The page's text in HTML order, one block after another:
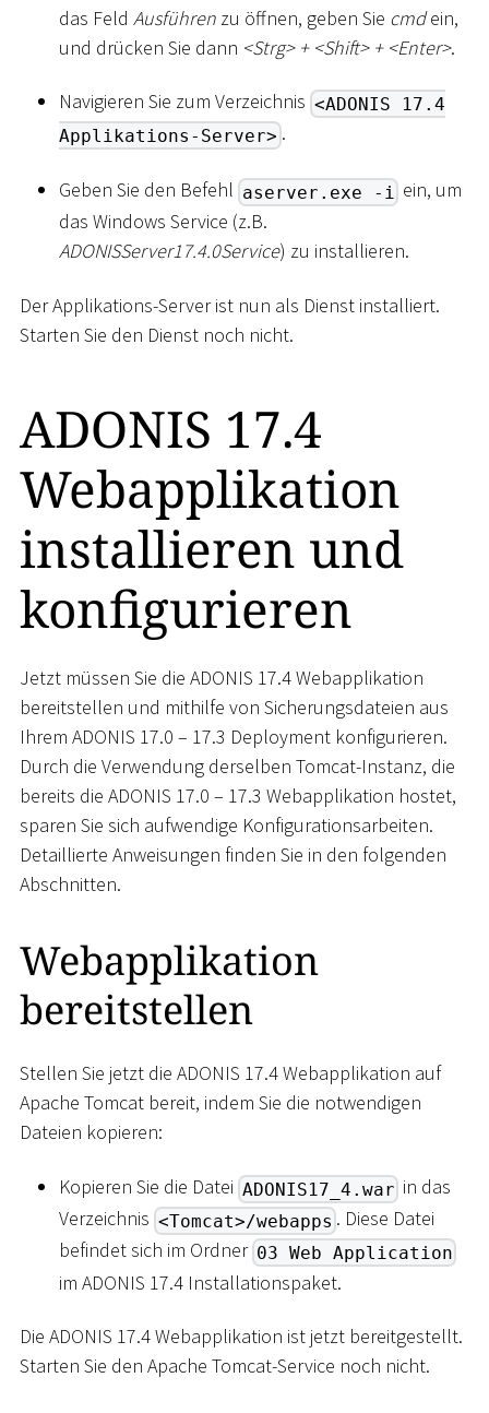
das Feld Ausführen zu öffnen, geben Sie cmdein,
und drücken Sie dann <Strg>+ <Shift>+ <Enter>.
Navigieren Sie zum Verzeichnis <ADONIS 17.4
Applikations-Server> .
Geben Sie den Befehl aserver.exe -i
ein, um
das Windows Service (z.B.
ADONISServer17.4.0Service) zu installieren.
Der Applikations-Server ist nun als Dienst installiert.
Starten Sie den Dienst noch nicht.
ADONIS 17.4
Webapplikation
installieren und
konfigurieren
Jetzt müssen Sie die ADONIS 17.4 Webapplikation
bereitstellen und mithilfe von Sicherungsdateien aus
Ihrem ADONIS 17.0 – 17.3 Deployment konfigurieren.
Durch die Verwendung derselben Tomcat-Instanz, die
bereits die ADONIS 17.0 – 17.3 Webapplikation hostet,
sparen Sie sich aufwendige Konfigurationsarbeiten.
Detaillierte Anweisungen finden Sie in den folgenden
Abschnitten.
Webapplikation
bereitstellen
Stellen Sie jetzt die ADONIS 17.4 Webapplikation auf
Apache Tomcat bereit, indem Sie die notwendigen
Dateien kopieren:
Kopieren Sie die Datei ADONIS17_4.war in das
Verzeichnis <Tomcat>/webapps . Diese Datei
befindet sich im Ordner 03 Web Application
im ADONIS 17.4 Installationspaket.
Die ADONIS 17.4 Webapplikation ist jetzt bereitgestellt.
Starten Sie den Apache Tomcat-Service noch nicht.